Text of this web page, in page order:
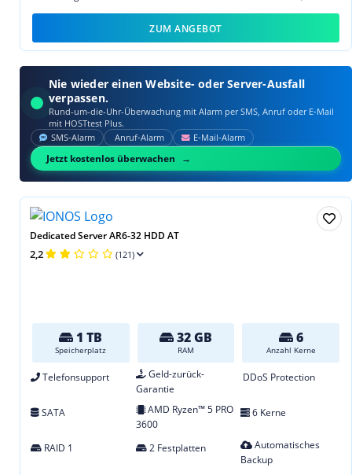
ZUM ANGEBOT
Nie wieder einen Website- oder Server-Ausfall
verpassen.
Rund-um-die-Uhr-Überwachung mit Alarm per SMS, Anruf oder E‑Mail
mit HOSTtest Plus.
SMS‑Alarm Anruf‑Alarm E‑Mail‑Alarm
Jetzt kostenlos überwachen
Dedicated Server AR6-32 HDD AT
2,2 (121)
1 TB
Speicherplatz
32 GB
RAM
6
Anzahl Kerne
Telefonsupport
Geld-zurück-
Garantie
DDoS Protection
SATA
AMD Ryzen™ 5 PRO
3600
6 Kerne
RAID 1 2 Festplatten
Automatisches
Backup